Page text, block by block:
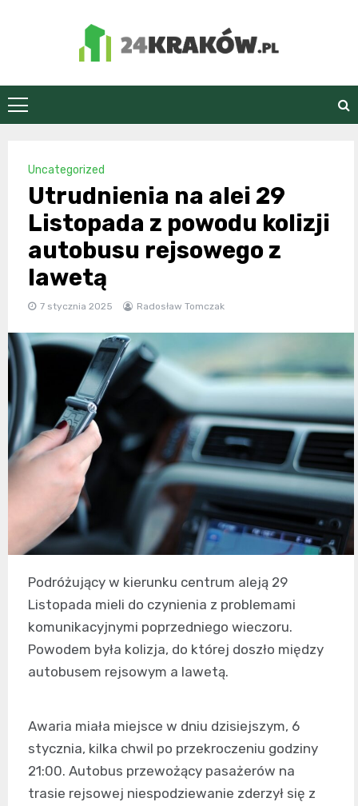
24Kraków.pl
Uncategorized
Utrudnienia na alei 29
Listopada z powodu kolizji
autobusu rejsowego z
lawetą
7 stycznia 2025 Radosław Tomczak
Podróżujący w kierunku centrum aleją 29
Listopada mieli do czynienia z problemami
komunikacyjnymi poprzedniego wieczoru.
Powodem była kolizja, do której doszło między
autobusem rejsowym a lawetą.
Awaria miała miejsce w dniu dzisiejszym, 6
stycznia, kilka chwil po przekroczeniu godziny
21:00. Autobus przewożący pasażerów na
trasie rejsowej niespodziewanie zderzył się z